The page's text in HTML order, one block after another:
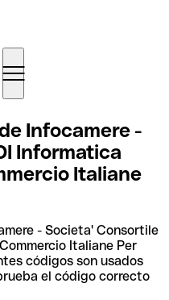
Infocamere -
Informatica
Italiane
- Societa' Consortile
Italiane Per
códigos son usados
el código correcto